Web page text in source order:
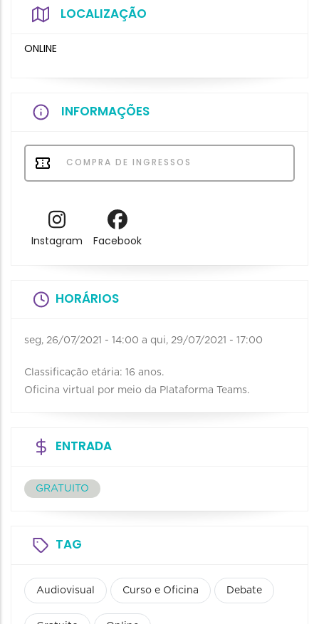
LOCALIZAÇÃO
ONLINE
INFORMAÇÕES
COMPRA DE INGRESSOS
Instagram Facebook
HORÁRIOS
seg, 26/07/2021 - 14:00 a qui, 29/07/2021 - 17:00
Classificação etária: 16 anos.
Oficina virtual por meio da Plataforma Teams.
ENTRADA
GRATUITO
TAG
Audiovisual Curso e Oficina Debate